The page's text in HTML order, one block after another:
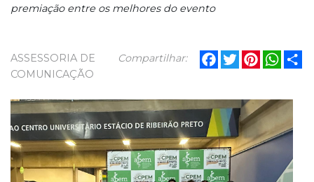
premiação entre os melhores do evento
Compartilhar: Facebook
TwitterPinterest
ASSESSORIA DE
COMUNICAÇÃO